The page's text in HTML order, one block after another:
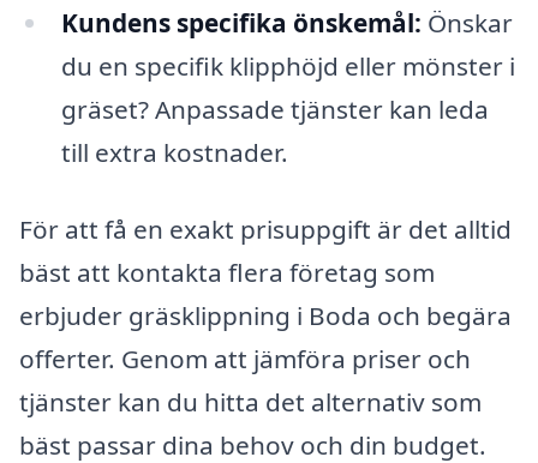
Kundens specifika önskemål: Önskar
du en specifik klipphöjd eller mönster i
gräset? Anpassade tjänster kan leda
till extra kostnader.
För att få en exakt prisuppgift är det alltid
bäst att kontakta flera företag som
erbjuder gräsklippning i Boda och begära
offerter. Genom att jämföra priser och
tjänster kan du hitta det alternativ som
bäst passar dina behov och din budget.